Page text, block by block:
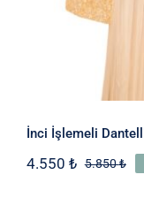
İnci İşlemeli
5.850₺
4.550 ₺
Şu